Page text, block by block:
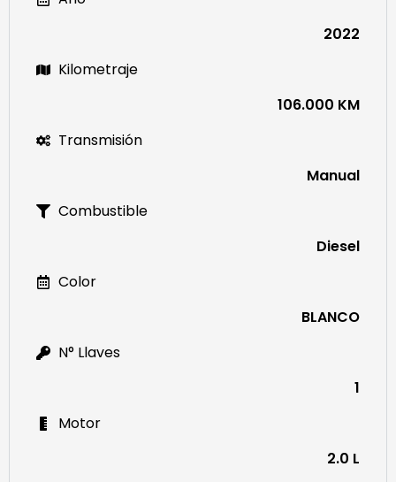
2022
Kilometraje
106.000 KM
Transmisión
Manual
Combustible
Diesel
Color
BLANCO
N° Llaves
1
Motor
2.0 L